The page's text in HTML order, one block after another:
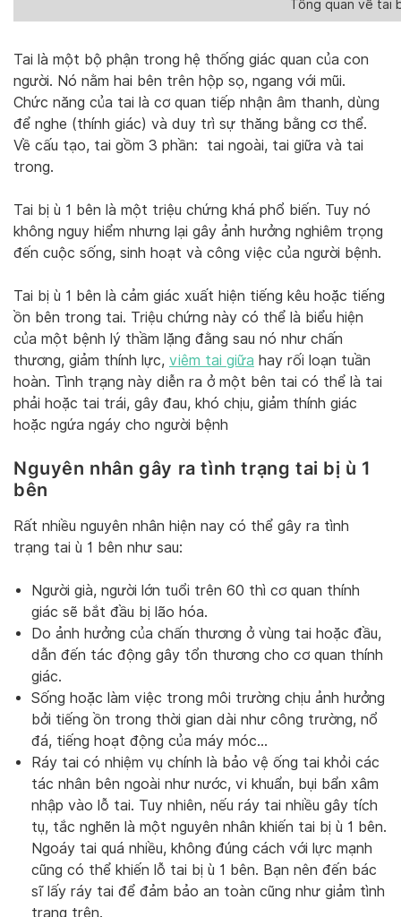
Tổng quan về tai
Tai là một bộ phận trong hệ thống giác quan của con
người. Nó nằm hai bên trên hộp sọ, ngang với mũi.
Chức năng của tai là cơ quan tiếp nhận âm thanh, dùng
để nghe (thính giác) và duy trì sự thăng bằng cơ thể.
Về cấu tạo, tai gồm 3 phần: tai ngoài, tai giữa và tai
trong.
Tai bị ù 1 bên là một triệu chứng khá phổ biến. Tuy nó
không nguy hiểm nhưng lại gây ảnh hưởng nghiêm trọng
đến cuộc sống, sinh hoạt và công việc của người bệnh.
Tai bị ù 1 bên là cảm giác xuất hiện tiếng kêu hoặc tiếng
ồn bên trong tai. Triệu chứng này có thể là biểu hiện
của một bệnh lý thầm lặng đằng sau nó như chấn
thương, giảm thính lực, viêm tai giữa hay rối loạn tuần
hoàn. Tình trạng này diễn ra ở một bên tai có thể là tai
phải hoặc tai trái, gây đau, khó chịu, giảm thính giác
hoặc ngứa ngáy cho người bệnh
Nguyên nhân gây ra tình trạng tai bị ù 1
bên
Rất nhiều nguyên nhân hiện nay có thể gây ra tình
trạng tai ù 1 bên như sau:
Người già, người lớn tuổi trên 60 thì cơ quan thính
giác sẽ bắt đầu bị lão hóa.
Do ảnh hưởng của chấn thương ở vùng tai hoặc đầu,
dẫn đến tác động gây tổn thương cho cơ quan thính
giác.
Sống hoặc làm việc trong môi trường chịu ảnh hưởng
bởi tiếng ồn trong thời gian dài như công trường, nổ
đá, tiếng hoạt động của máy móc…
Ráy tai có nhiệm vụ chính là bảo vệ ống tai khỏi các
tác nhân bên ngoài như nước, vi khuẩn, bụi bẩn xâm
nhập vào lỗ tai. Tuy nhiên, nếu ráy tai nhiều gây tích
tụ, tắc nghẽn là một nguyên nhân khiến tai bị ù 1 bên.
Ngoáy tai quá nhiều, không đúng cách với lực mạnh
cũng có thể khiến lỗ tai bị ù 1 bên. Bạn nên đến bác
sĩ lấy ráy tai để đảm bảo an toàn cũng như giảm tình
trạng trên.